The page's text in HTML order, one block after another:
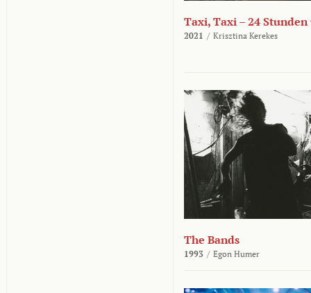
Taxi, Taxi – 24
2021 / Krisztina Kerekes
The Bands
1993 / Egon Humer